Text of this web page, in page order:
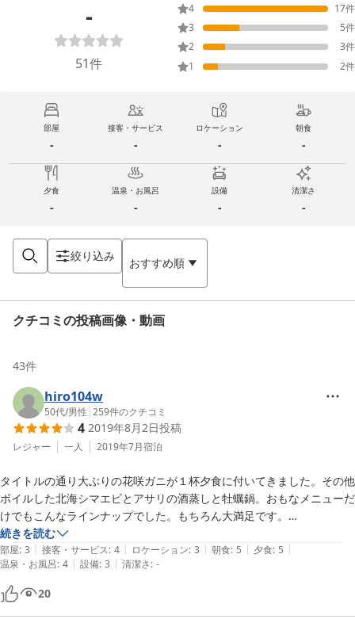
-
51件
4
17件
3
5件
2
3件
1
2件
部屋
-
接客・サービス
-
ロケーション
-
朝食
-
夕食
-
温泉・お風呂
-
設備
-
清潔さ
-
絞り込み おすすめ順
クチコミの投稿画像・動画
43件
hiro104w
50代/男性 |259件のクチコミ
4 2019年8月2日投稿
レジャー 一人 2019年7月宿泊
タイトルの通り大ぶりの花咲ガニが１杯夕食に付いてきました。その他
ボイルした北海シマエビとアサリの酒蒸しと牡蠣鍋。おもなメニューだ
けでもこんなラインナップでした。もちろん大満足です。
朝食でいただいた焼き鮭も今までにないぐらいおいしかったです。
食事は大満足でしたが、部屋は「ザ・民宿」。値段としては当然です。
また、花咲港に近いため、怖いぐらい大量のカモメやウミネコがいまし
た。そのため、民宿の屋根や駐車場の路面には、これまた大量の「ウ
ン」が。わたしの車も２発ほど爆撃を食らってしまいました。
続きを読む
部屋: 3 | 接客・サービス: 4 | ロケーション: 3 | 朝食: 5 | 夕食: 5 |
温泉・お風呂: 4 | 設備: 3 | 清潔さ: -
20